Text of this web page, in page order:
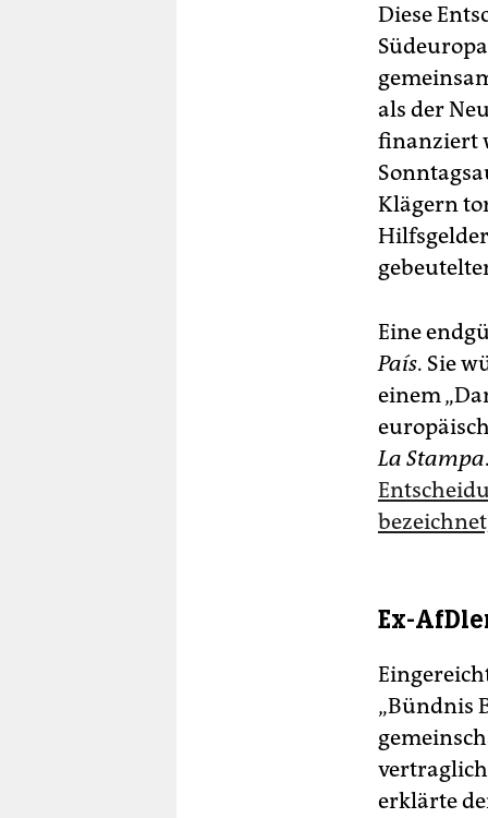
Diese
als der
finanziert
Klägern
Eine
País. Sie
einem
La Stampa.
Ex-
„Bündnis
erklärte